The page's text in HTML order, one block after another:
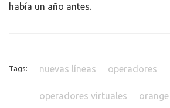
había un año antes.
Tags: nuevas líneas operadores
operadores virtuales orange